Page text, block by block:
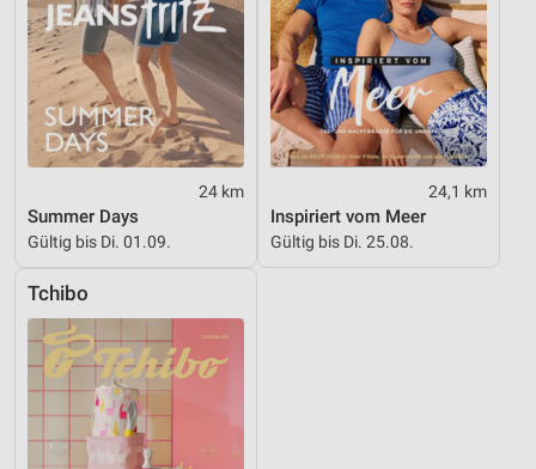
24 km
Summer Days
Gültig bis Di. 01.09.
24,1 km
Inspiriert vom Meer
Gültig bis Di. 25.08.
Tchibo